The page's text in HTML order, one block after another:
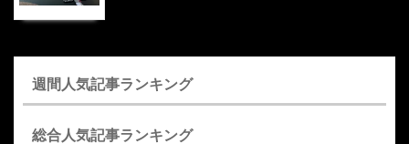
週間人気記事ランキング
総合人気記事ランキング